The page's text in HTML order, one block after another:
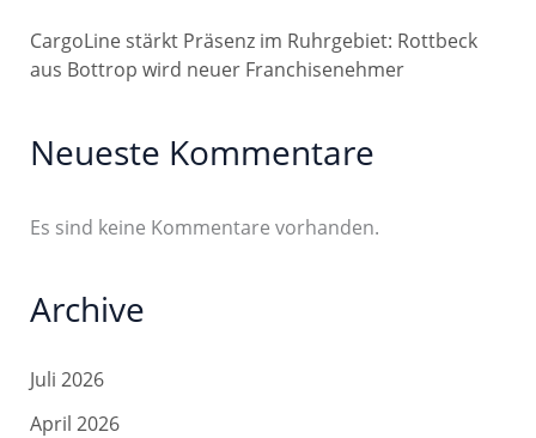
CargoLine stärkt Präsenz im Ruhrgebiet: Rottbeck
aus Bottrop wird neuer Franchisenehmer
Neueste Kommentare
Es sind keine Kommentare vorhanden.
Archive
Juli 2026
April 2026